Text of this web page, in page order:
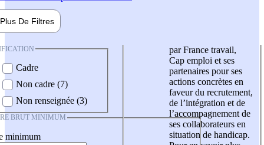
Plus De Filtres
Cadre
Non cadre (7)
Non renseignée (3)
BRUT MINIMUM
minimum
par France travail,
Cap emploi et ses
partenaires pour ses
actions concrètes en
faveur du recrutement,
de l’intégration et de
l’accompagnement de
ses collaborateurs en
situation de handicap.